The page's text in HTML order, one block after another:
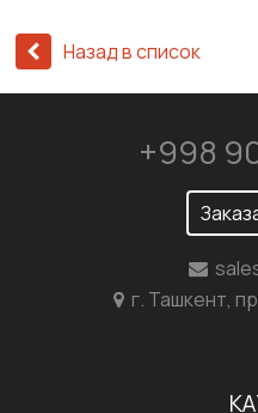
Назад в список
+998
г. Ташкент,